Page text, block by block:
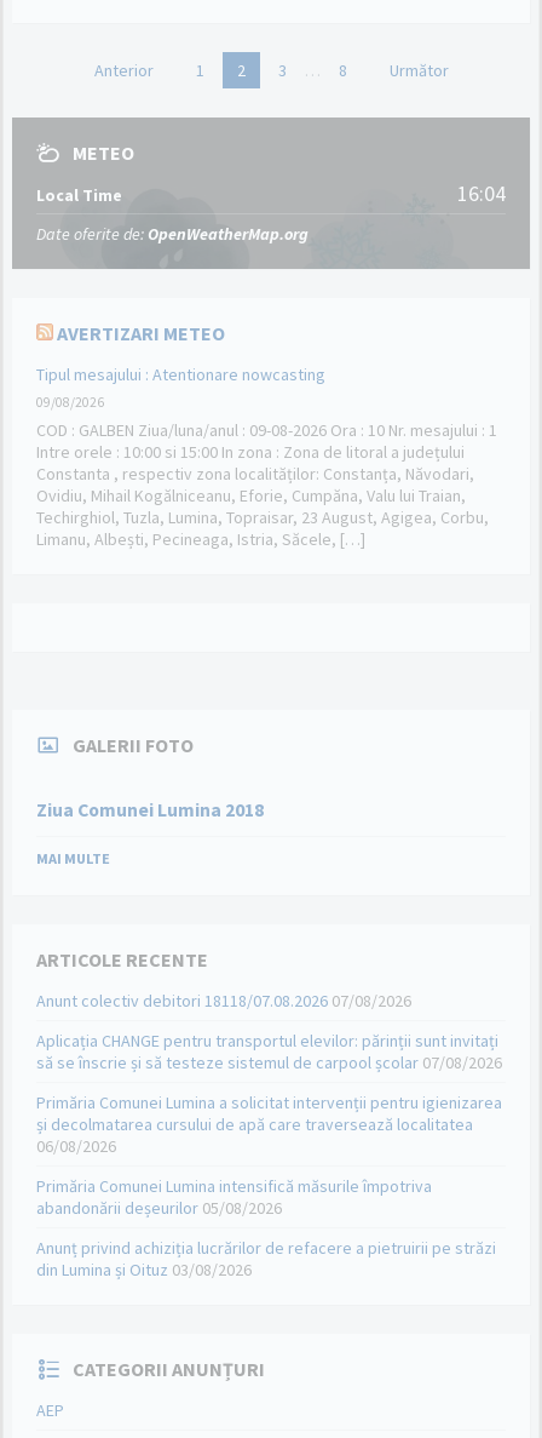
PaginațieAnterior 1 2 3 … 8 Următor
METEO
Local Time 16:04
Date oferite de: OpenWeatherMap.org
AVERTIZARI METEO
Tipul mesajului : Atentionare nowcasting
09/08/2026
COD : GALBEN Ziua/luna/anul : 09-08-2026 Ora : 10 Nr. mesajului : 1
Intre orele : 10:00 si 15:00 In zona : Zona de litoral a județului
Constanta , respectiv zona localităților: Constanța, Năvodari,
Ovidiu, Mihail Kogălniceanu, Eforie, Cumpăna, Valu lui Traian,
Techirghiol, Tuzla, Lumina, Topraisar, 23 August, Agigea, Corbu,
Limanu, Albești, Pecineaga, Istria, Săcele, […]
GALERII FOTO
Ziua Comunei Lumina 2018
MAI MULTE
ARTICOLE RECENTE
Anunt colectiv debitori 18118/07.08.2026 07/08/2026
Aplicația CHANGE pentru transportul elevilor: părinții sunt invitați
să se înscrie și să testeze sistemul de carpool școlar 07/08/2026
Primăria Comunei Lumina a solicitat intervenții pentru igienizarea
și decolmatarea cursului de apă care traversează localitatea
06/08/2026
Primăria Comunei Lumina intensifică măsurile împotriva
abandonării deșeurilor 05/08/2026
Anunț privind achiziția lucrărilor de refacere a pietruirii pe străzi
din Lumina și Oituz 03/08/2026
CATEGORII ANUNȚURI
AEP